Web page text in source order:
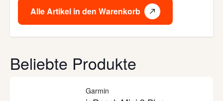
Alle Artikel in den Warenkorb
Beliebte Produkte
Garmin